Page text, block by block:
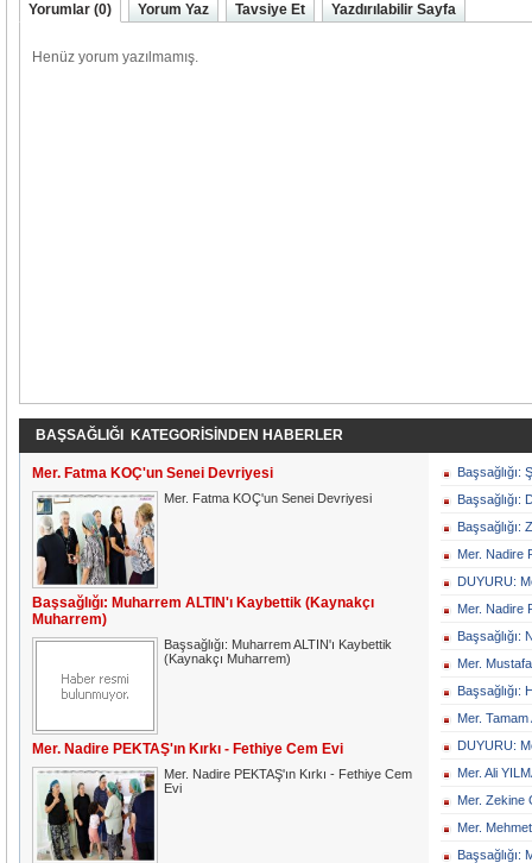
Yorumlar (0) Yorum Yaz Tavsiye Et Yazdırılabilir Sayfa
BAŞSAĞLIĞI KATEGORİSİNDEN HABERLER
Mer. Fatma KOÇ'un Senei Devriyesi
Mer. Fatma KOÇ'un Senei Devriyesi
Başsağlığı: Muharrem ALTIN'ı Kaybettik (Kaynakçı
Muharrem)
Başsağlığı: Muharrem ALTIN'ı Kaybettik
(Kaynakçı Muharrem)
Mer. Nadire PEKTAŞ'ın Kırkı - Fethiye Cem Evi
Mer. Nadire PEKTAŞ'ın Kırkı - Fethiye Cem
Evi
Başsağlığı:
Başsağlığı:
Başsağlığı:
Mer. Nadire
DUYURU:
Mer. Nadire
Başsağlığı:
Mer.
Başsağlığı:
Mer. Tamam
DUYURU:
Mer. Ali
Mer. Zekine
Mer.
Başsağlığı: